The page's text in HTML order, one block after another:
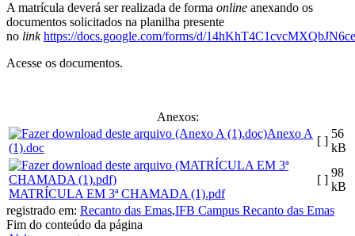
A matrícula deverá ser realizada de forma online anexando os
documentos solicitados na planilha presente
no linkhttps://docs.google.com/forms/d/
Acesse os documentos.
Anexos:
Anexo A
(1).doc
[ ]
56
kB
MATRÍCULA EM 3ª CHAMADA (1).pdf
[ ]
98
kB
registrado em: Recanto das Emas,IFB Campus Recanto das Emas
Fim do conteúdo da página